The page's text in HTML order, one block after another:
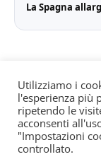
La Spagna
© All rights
giornali e
del 24/8/2022
responsabile:
Utilizziamo i
l'esperienza più
ripetendo le
acconsenti
"Impostazioni
controllato.